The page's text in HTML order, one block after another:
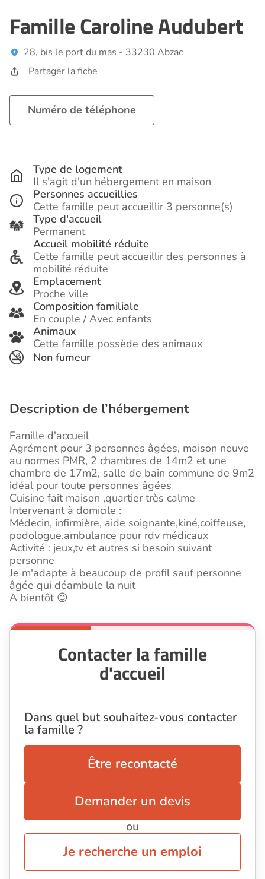
Famille Caroline Audubert
28, bis le port du mas - 33230 Abzac
Partager la fiche
Numéro de téléphone
Type de logement
Il s'agit d'un hébergement en maison
Personnes accueillies
Cette famille peut accueillir 3 personne(s)
Type d'accueil
Permanent
Accueil mobilité réduite
Cette famille peut accueillir des personnes à
mobilité réduite
Emplacement
Proche ville
Composition familiale
En couple / Avec enfants
Animaux
Cette famille possède des animaux
Non fumeur
Description de l’hébergement
Famille d'accueil
Agrément pour 3 personnes âgées, maison neuve
au normes PMR, 2 chambres de 14m2 et une
chambre de 17m2, salle de bain commune de 9m2
idéal pour toute personnes âgées
Cuisine fait maison ,quartier très calme
Intervenant à domicile :
Médecin, infirmière, aide soignante,kiné,coiffeuse,
podologue,ambulance pour rdv médicaux
Activité : jeux,tv et autres si besoin suivant
personne
Je m'adapte à beaucoup de profil sauf personne
âgée qui déambule la nuit
A bientôt 😉
Contacter la famille
d'accueil
Dans quel but souhaitez-vous contacter
la famille ?
Être recontacté
Demander un devis
ou
Je recherche un emploi